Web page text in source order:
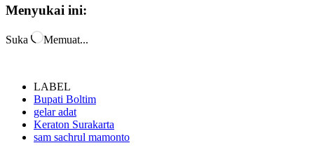
Menyukai ini:
Suka Memuat...
LABEL
Bupati Boltim
gelar adat
Keraton Surakarta
sam sachrul mamonto